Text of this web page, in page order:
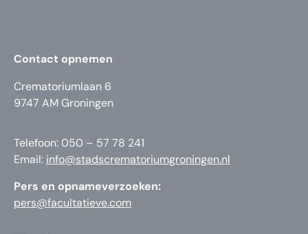
Contact opnemen
Crematoriumlaan 6
9747 AM Groningen
Telefoon: 050 – 57 78 241
Email: info@stadscrematoriumgroningen.nl
Pers en opnameverzoeken:
pers@facultatieve.com